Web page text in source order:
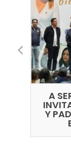
A
Y